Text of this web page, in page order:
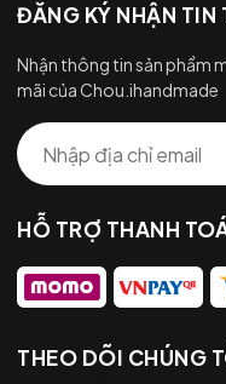
ĐĂNG KÝ NHẬN
Nhận thông tin sản phẩm
mãi của Chou.ihandmade
HỖ TRỢ THANH
THEO DÕI CHÚNG